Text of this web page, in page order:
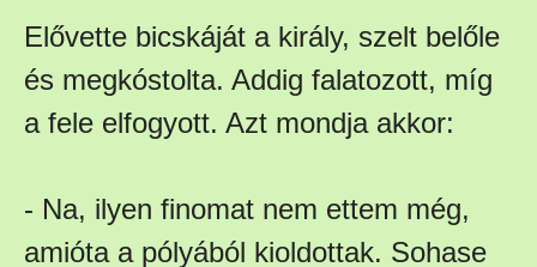
Elővette bicskáját a király, szelt belőle
és megkóstolta. Addig falatozott, míg
a fele elfogyott. Azt mondja akkor:
- Na, ilyen finomat nem ettem még,
amióta a pólyából kioldottak. Sohase